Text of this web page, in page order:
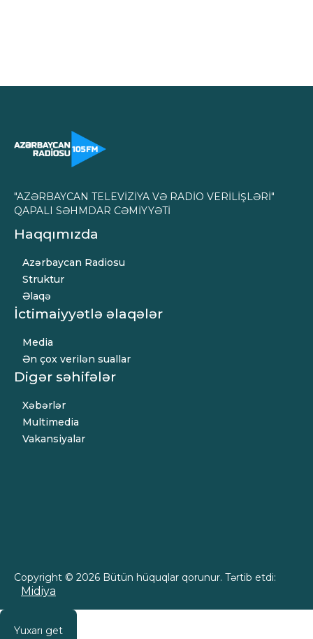
"AZƏRBAYCAN TELEVİZİYA VƏ RADİO VERİLİŞLƏRİ"
QAPALI SƏHMDAR CƏMİYYƏTİ
Haqqımızda
Azərbaycan Radiosu
Struktur
Əlaqə
İctimaiyyətlə əlaqələr
Media
Ən çox verilən suallar
Digər səhifələr
Xəbərlər
Multimedia
Vakansiyalar
Copyright © 2026 Bütün hüquqlar qorunur. Tərtib etdi:
Midiya
Yuxarı get